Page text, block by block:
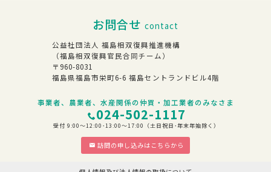
お問合せ contact
公益社団法人 福島相双復興推進機構
（福島相双復興官民合同チーム）
〒960-8031
福島県福島市栄町6-6 福島セントランドビル4階
事業者、農業者、水産関係の仲買・加工業者のみなさま
024-502-1117
受付 9:00～12:00･13:00～17:00（土日祝日･年末年始除く）
訪問の申し込みはこちらから